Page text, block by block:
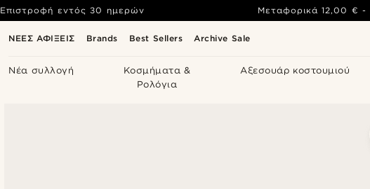
ΝΕΕΣ ΑΦΙΞΕΙΣ Brands Best Sellers Archive Sale
Νέα συλλογή
Κοσμήματα &
Ρολόγια
Αξεσουάρ κοστουμιού
Επιστροφή εντός 30 ημερών Μεταφορικά 12,00 € -